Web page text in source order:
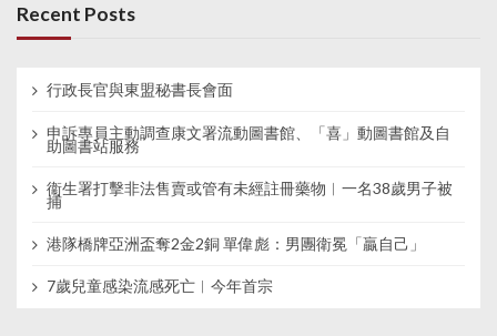
Recent Posts
行政長官與東盟秘書長會面
申訴專員主動調查康文署流動圖書館、「喜」動圖書館及自
助圖書站服務
衞生署打擊非法售賣或管有未經註冊藥物︱一名38歲男子被
捕
港隊橋牌亞洲盃奪2金2銅 單偉彪：男團衛冕「贏自己」
7歲兒童感染流感死亡︱今年首宗